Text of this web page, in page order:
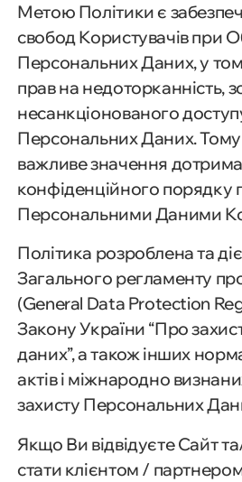
Метою Політики є
свобод Користувачів при
Персональних Даних, у
прав на недоторканність,
несанкціонованого
Персональних Даних.
важливе значення
конфіденційного порядку
Персональними Даними
Політика розроблена та
Загального регламенту
(General Data Protection
Закону України “Про
даних”, а також інших
актів і міжнародно
захисту Персональних
Якщо Ви відвідуєте Сайт
стати клієнтом /